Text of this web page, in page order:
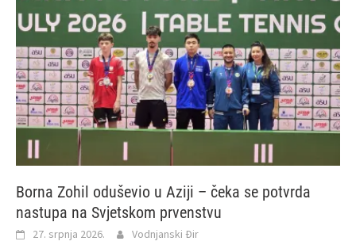
Borna Zohil oduševio u Aziji – čeka se potvrda
nastupa na Svjetskom prvenstvu
27. srpnja 2026. Vodnjanski Đir